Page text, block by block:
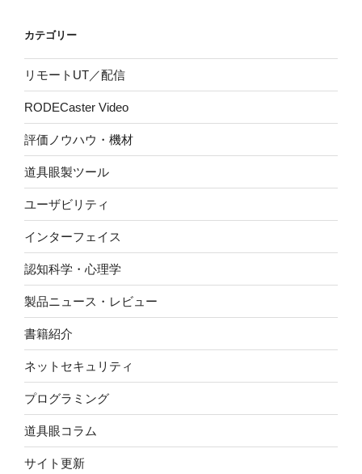
カテゴリー
リモートUT／配信
RODECaster Video
評価ノウハウ・機材
道具眼製ツール
ユーザビリティ
インターフェイス
認知科学・心理学
製品ニュース・レビュー
書籍紹介
ネットセキュリティ
プログラミング
道具眼コラム
サイト更新